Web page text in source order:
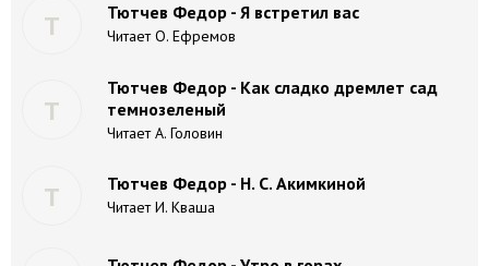
Т Тютчев Федор - Я встретил вас
Читает О. Ефремов
Т
Тютчев Федор - Как сладко дремлет сад
темнозеленый
Читает А. Головин
Т Тютчев Федор - Н. С. Акимкиной
Читает И. Кваша